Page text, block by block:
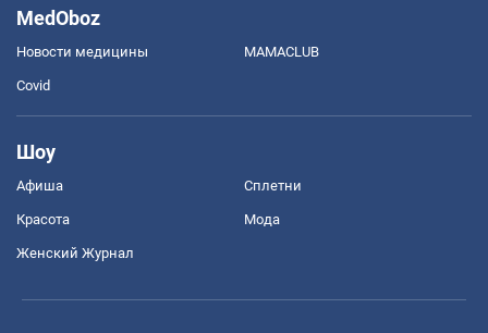
MedOboz
Новости медицины MAMACLUB
Covid
Шоу
Афиша Сплетни
Красота Мода
Женский Журнал